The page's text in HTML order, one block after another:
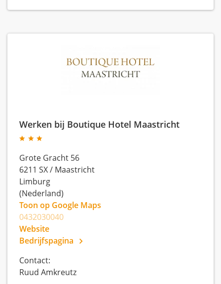
Werken bij Boutique Hotel Maastricht
Grote Gracht 56
6211 SX/ Maastricht
Limburg
(Nederland)
Toon op Google Maps
0432030040
Website
Bedrijfspagina
Contact:
Ruud Amkreutz